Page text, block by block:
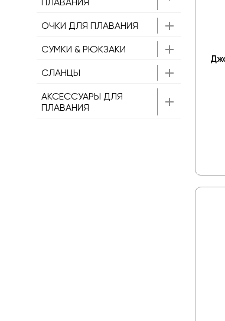
ОЧКИ ДЛЯ ПЛАВАНИЯ
СУМКИ & РЮКЗАКИ
СЛАНЦЫ
АКСЕССУАРЫ ДЛЯ
ПЛАВАНИЯ